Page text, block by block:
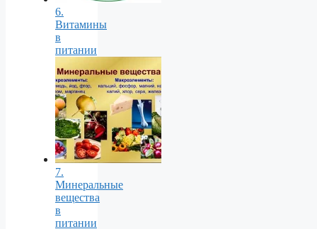
6.
Витамины
в
питании
7.
Минеральные
вещества
в
питании